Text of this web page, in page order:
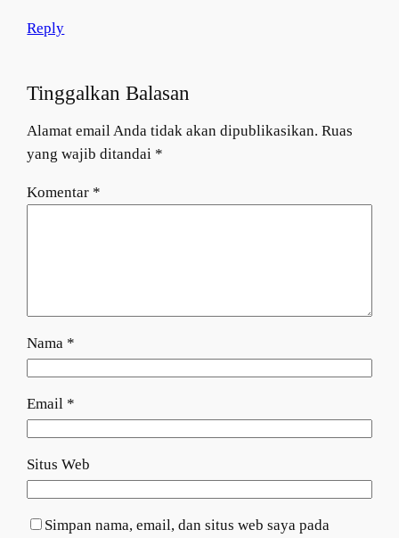
Reply
Tinggalkan Balasan
Alamat email Anda tidak akan dipublikasikan. Ruas
yang wajib ditandai *
Komentar *
Nama *
Email *
Situs Web
Simpan nama, email, dan situs web saya pada